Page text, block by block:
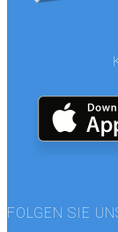
FOLGEN SIE